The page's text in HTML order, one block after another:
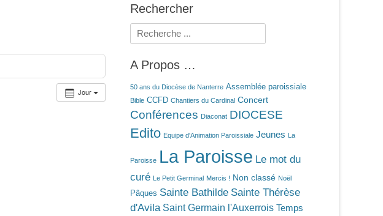
Jour
Rechercher
Rechercher :
A Propos …
50 ans du Diocèse de Nanterre Assemblée paroissiale
Bible CCFD Chantiers du Cardinal Concert
Conférences Diaconat DIOCESE
Edito Equipe d'Animation Paroissiale Jeunes La
Paroisse La Paroisse Le mot du
curé Le Petit Germinal Mercis ! Non classé Noël
Pâques Sainte Bathilde Sainte Thérèse
d'Avila Saint Germain l'Auxerrois Temps